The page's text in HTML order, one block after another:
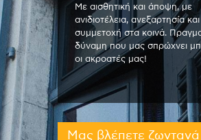
Με αισθητική και άποψη, με
ανιδιοτέλεια, ανεξαρτησία και
συμμετοχή στα κοινά.
δύναμη που μας σπρώχνει
οι ακροατές μας!
Μας βλέπετε ζωντανά